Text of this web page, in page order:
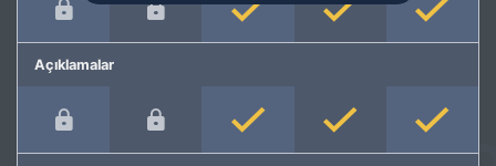
Açıklamalar